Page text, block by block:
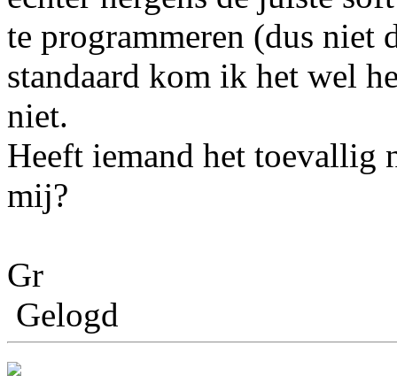
te programmeren (dus niet
standaard kom ik het wel
niet.
Heeft iemand het toevallig
mij?
Gr
Gelogd